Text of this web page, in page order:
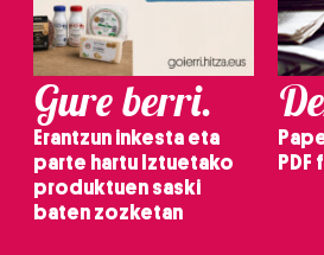
Gure berri.
Erantzun inkesta eta
parte hartu Iztuetako
produktuen saski
baten zozketan